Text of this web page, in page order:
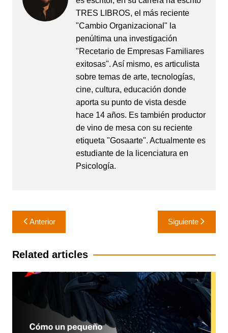
TRES LIBROS, el más reciente
"Cambio Organizacional" la
penúltima una investigación
"Recetario de Empresas Familiares
exitosas". Así mismo, es articulista
sobre temas de arte, tecnologías,
cine, cultura, educación donde
aporta su punto de vista desde
hace 14 años. Es también productor
de vino de mesa con su reciente
etiqueta "Gosaarte". Actualmente es
estudiante de la licenciatura en
Psicología.
Navegación
de
entradas
Anterior Siguiente
Related articles